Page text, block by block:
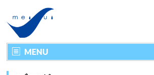
MENU